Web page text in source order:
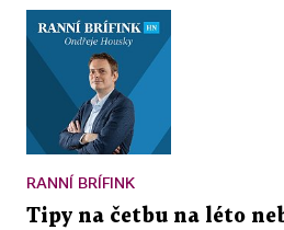
RANNÍ BRÍFINK
Tipy na četbu na léto